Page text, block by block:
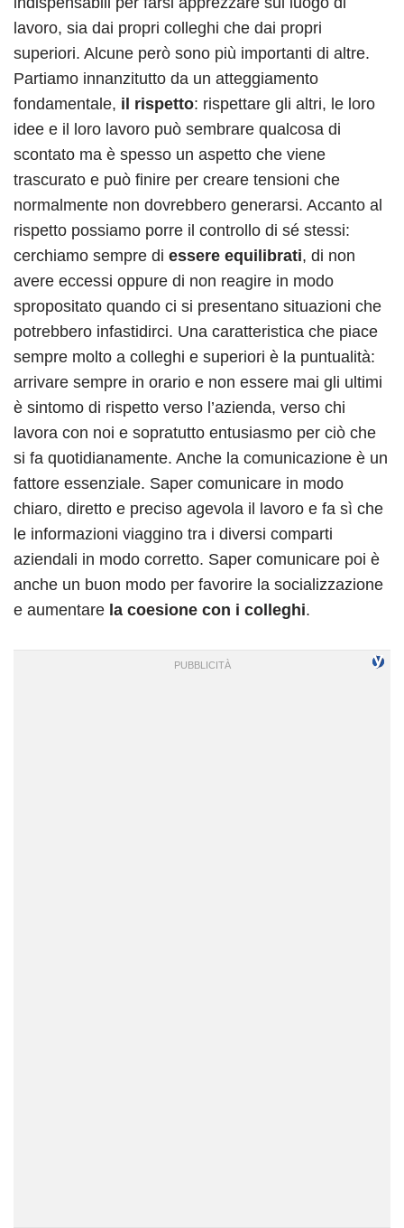
lavoro, sia dai propri colleghi che dai propri
superiori. Alcune però sono più importanti di altre.
Partiamo innanzitutto da un atteggiamento
fondamentale, il rispetto: rispettare gli altri, le loro
idee e il loro lavoro può sembrare qualcosa di
scontato ma è spesso un aspetto che viene
trascurato e può finire per creare tensioni che
normalmente non dovrebbero generarsi. Accanto al
rispetto possiamo porre il controllo di sé stessi:
cerchiamo sempre di essere equilibrati, di non
avere eccessi oppure di non reagire in modo
spropositato quando ci si presentano situazioni che
potrebbero infastidirci. Una caratteristica che piace
sempre molto a colleghi e superiori è la puntualità:
arrivare sempre in orario e non essere mai gli ultimi
è sintomo di rispetto verso l’azienda, verso chi
lavora con noi e sopratutto entusiasmo per ciò che
si fa quotidianamente. Anche la comunicazione è un
fattore essenziale. Saper comunicare in modo
chiaro, diretto e preciso agevola il lavoro e fa sì che
le informazioni viaggino tra i diversi comparti
aziendali in modo corretto. Saper comunicare poi è
anche un buon modo per favorire la socializzazione
e aumentare la coesione con i colleghi.